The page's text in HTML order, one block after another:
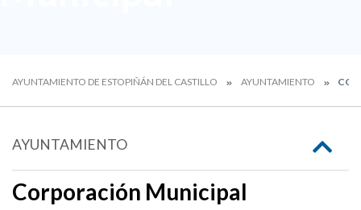
AYUNTAMIENTO DE ESTOPIÑÁN DEL CASTILLO AYUNTAMIENTO
AYUNTAMIENTO
Corporación Municipal